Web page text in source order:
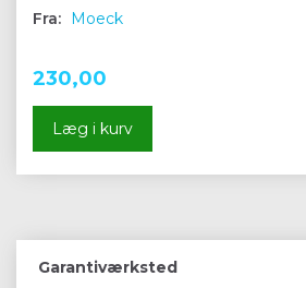
Fra: Moeck
230,00
Læg i kurv
Garantiværksted